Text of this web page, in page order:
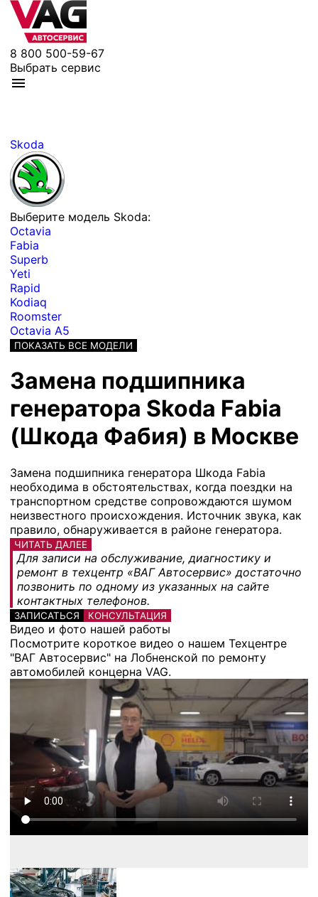
8 800 500-59-67
Выбрать сервис
Skoda
Выберите модель Skoda:
Octavia
Fabia
Superb
Yeti
Rapid
Kodiaq
Roomster
Octavia A5
ПОКАЗАТЬ ВСЕ МОДЕЛИ
Замена подшипника
генератора Skoda Fabia
(Шкода Фабия) в Москве
Замена подшипника генератора Шкода Fabia
необходима в обстоятельствах, когда поездки на
транспортном средстве сопровождаются шумом
неизвестного происхождения. Источник звука, как
правило, обнаруживается в районе генератора.
ЧИТАТЬ ДАЛЕЕ
Для записи на обслуживание, диагностику и
ремонт в техцентр «ВАГ Автосервис» достаточно
позвонить по одному из указанных на сайте
контактных телефонов.
ЗАПИСАТЬСЯ КОНСУЛЬТАЦИЯ
Видео и фото нашей работы
Посмотрите короткое видео о нашем Техцентре
"ВАГ Автосервис" на Лобненской по ремонту
автомобилей концерна VAG.